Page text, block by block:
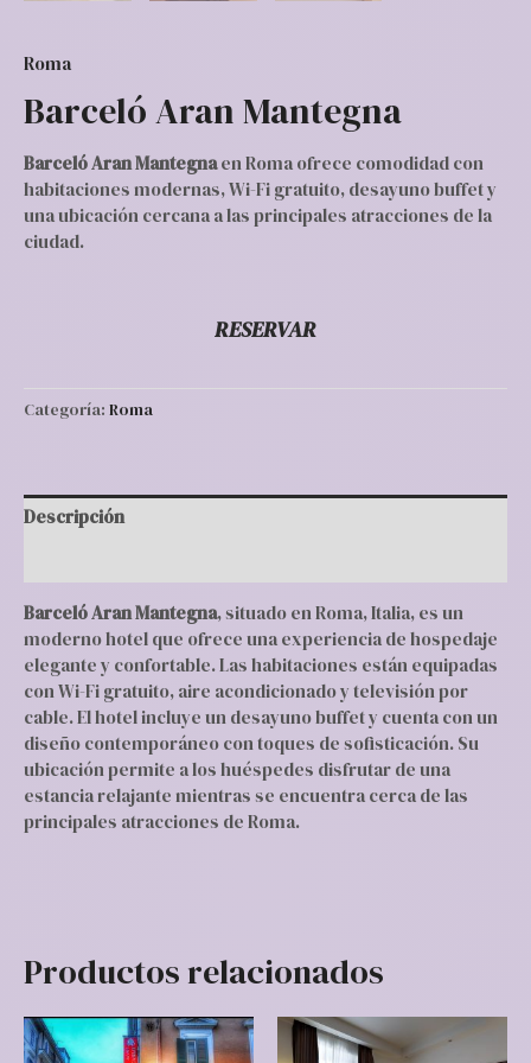
Roma
Barceló Aran Mantegna
Barceló Aran Mantegnaen Roma ofrece comodidad con
habitaciones modernas, Wi-Fi gratuito, desayuno buffet y
una ubicación cercana a las principales atracciones de la
ciudad.
RESERVAR
Categoría: Roma
Descripción
Barceló Aran Mantegna, situado en Roma, Italia, es un
moderno hotel que ofrece una experiencia de hospedaje
elegante y confortable. Las habitaciones están equipadas
con Wi-Fi gratuito, aire acondicionado y televisión por
cable. El hotel incluye un desayuno buffet y cuenta con un
diseño contemporáneo con toques de sofisticación. Su
ubicación permite a los huéspedes disfrutar de una
estancia relajante mientras se encuentra cerca de las
principales atracciones de Roma.
Productos relacionados